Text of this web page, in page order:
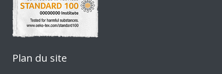
Plan du site